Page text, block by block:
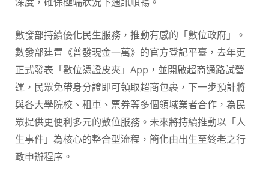
數發部持續優化民生服務，推動有感的「數位政府」。
數發部建置《普發現金一萬》的官方登記平臺，去年更
正式發表「數位憑證皮夾」App，並開啟超商通路試營
運，民眾免帶身分證即可領取超商包裹，下一步預計將
與各大學院校、租車、票券等多個領域業者合作，為民
眾提供更便利多元的數位服務。未來將持續推動以「人
生事件」為核心的整合型流程，簡化由出生至終老之行
政申辦程序。